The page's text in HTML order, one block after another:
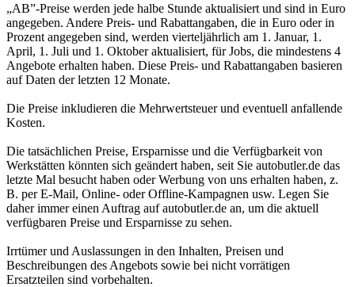
„AB”-Preise werden jede halbe Stunde aktualisiert und sind in Euro
angegeben. Andere Preis- und Rabattangaben, die in Euro oder in
Prozent angegeben sind, werden vierteljährlich am 1. Januar, 1.
April, 1. Juli und 1. Oktober aktualisiert, für Jobs, die mindestens 4
Angebote erhalten haben. Diese Preis- und Rabattangaben basieren
auf Daten der letzten 12 Monate.
Die Preise inkludieren die Mehrwertsteuer und eventuell anfallende
Kosten.
Die tatsächlichen Preise, Ersparnisse und die Verfügbarkeit von
Werkstätten könnten sich geändert haben, seit Sie autobutler.de das
letzte Mal besucht haben oder Werbung von uns erhalten haben, z.
B. per E-Mail, Online- oder Offline-Kampagnen usw. Legen Sie
daher immer einen Auftrag auf autobutler.de an, um die aktuell
verfügbaren Preise und Ersparnisse zu sehen.
Irrtümer und Auslassungen in den Inhalten, Preisen und
Beschreibungen des Angebots sowie bei nicht vorrätigen
Ersatzteilen sind vorbehalten.